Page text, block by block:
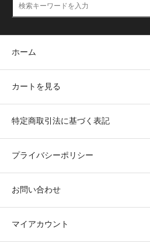
ホーム
カートを見る
特定商取引法に基づく表記
プライバシーポリシー
お問い合わせ
マイアカウント